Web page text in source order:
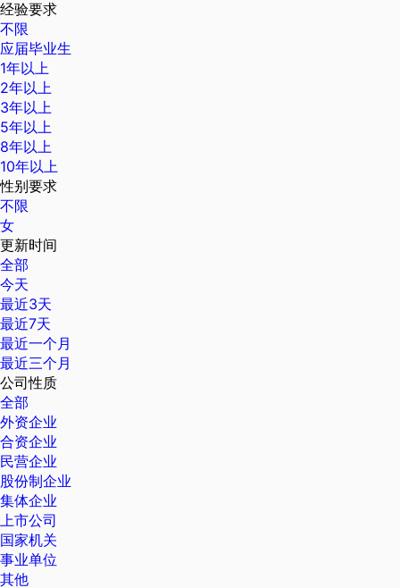
经验要求
不限
应届毕业生
1年以上
2年以上
3年以上
5年以上
8年以上
10年以上
性别要求
不限
女
更新时间
全部
今天
最近3天
最近7天
最近一个月
最近三个月
公司性质
全部
外资企业
合资企业
民营企业
股份制企业
集体企业
上市公司
国家机关
事业单位
其他